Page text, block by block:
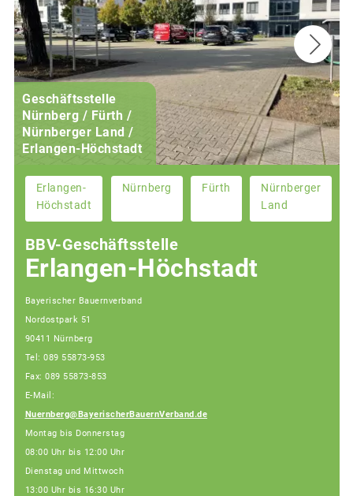
Geschäftsstelle
Nürnberg / Fürth /
Nürnberger Land /
Erlangen-Höchstadt
Erlangen-
Höchstadt
Nürnberg Fürth
Nürnberger
Land
BBV-Geschäftsstelle
Erlangen-Höchstadt
Bayerischer Bauernverband
Nordostpark 51
90411 Nürnberg
Tel: 089 55873-953
Fax: 089 55873-853
E-Mail:
Nuernberg@BayerischerBauernVerband.de
Montag bis Donnerstag
08:00 Uhr bis 12:00 Uhr
Dienstag und Mittwoch
13:00 Uhr bis 16:30 Uhr